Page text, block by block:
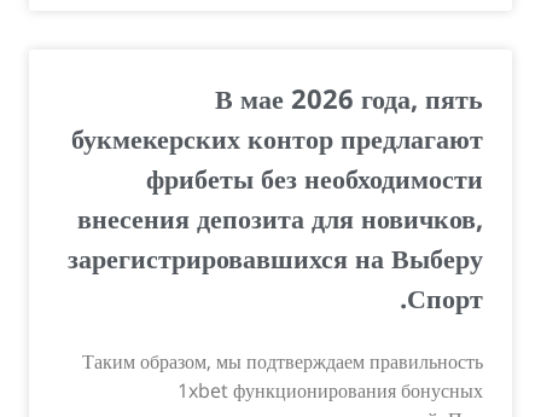
В мае 2026 года, пять
букмекерских контор предлагают
фрибеты без необходимости
внесения депозита для новичков,
зарегистрировавшихся на Выберу
Спорт.
Таким образом, мы подтверждаем правильность
1xbet функционирования бонусных